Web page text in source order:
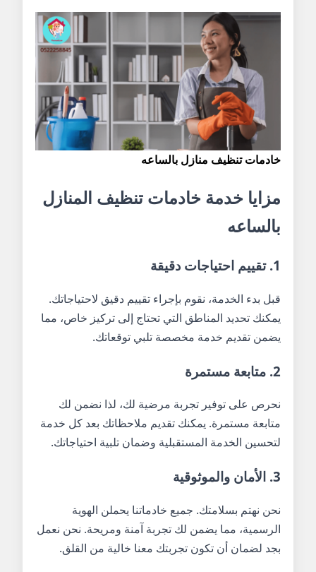
خادمات تنظيف منازل بالساعه
مزايا خدمة خادمات تنظيف المنازل
بالساعه
1. تقييم احتياجات دقيقة
قبل بدء الخدمة، نقوم بإجراء تقييم دقيق لاحتياجاتك.
يمكنك تحديد المناطق التي تحتاج إلى تركيز خاص، مما
يضمن تقديم خدمة مخصصة تلبي توقعاتك.
2. متابعة مستمرة
نحرص على توفير تجربة مرضية لك، لذا نضمن لك
متابعة مستمرة. يمكنك تقديم ملاحظاتك بعد كل خدمة
لتحسين الخدمة المستقبلية وضمان تلبية احتياجاتك.
3. الأمان والموثوقية
نحن نهتم بسلامتك. جميع خادماتنا يحملن الهوية
الرسمية، مما يضمن لك تجربة آمنة ومريحة. نحن نعمل
بجد لضمان أن تكون تجربتك معنا خالية من القلق.